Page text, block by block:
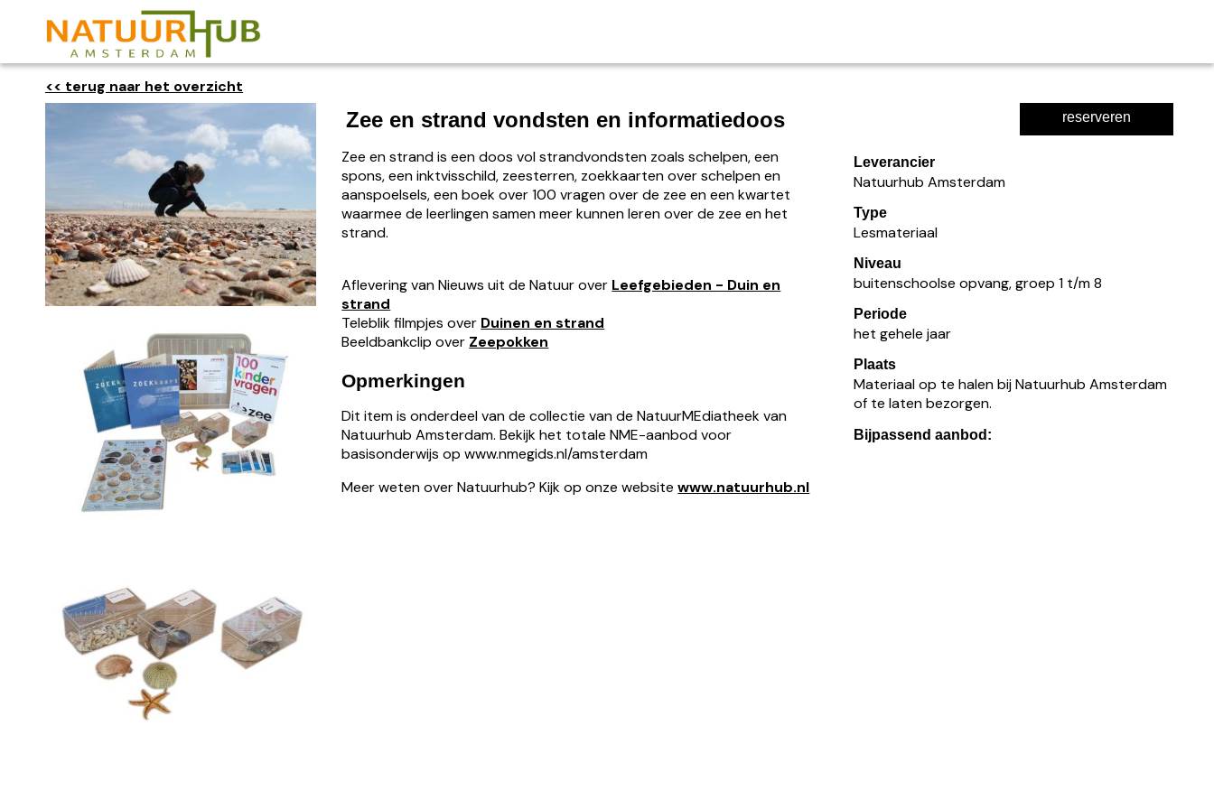
<< terug naar het overzicht
Zee en strand vondsten en informatiedoos
Zee en strand is een doos vol strandvondsten zoals schelpen, een
spons, een inktvisschild, zeesterren, zoekkaarten over schelpen en
aanspoelsels, een boek over 100 vragen over de zee en een kwartet
waarmee de leerlingen samen meer kunnen leren over de zee en het
strand.
Aflevering van Nieuws uit de Natuur over Leefgebieden - Duin en
strand
Teleblik filmpjes over Duinen en strand
Beeldbankclip over Zeepokken
Opmerkingen
Dit item is onderdeel van de collectie van de NatuurMEdiatheek van
Natuurhub Amsterdam. Bekijk het totale NME-aanbod voor
basisonderwijs op www.nmegids.nl/amsterdam
Meer weten over Natuurhub? Kijk op onze websitewww.natuurhub.nl
reserveren
Leverancier
Natuurhub Amsterdam
Type
Lesmateriaal
Niveau
buitenschoolse opvang, groep 1 t/m 8
Periode
het gehele jaar
Plaats
Materiaal op te halen bij Natuurhub Amsterdam
of te laten bezorgen.
Bijpassend aanbod: